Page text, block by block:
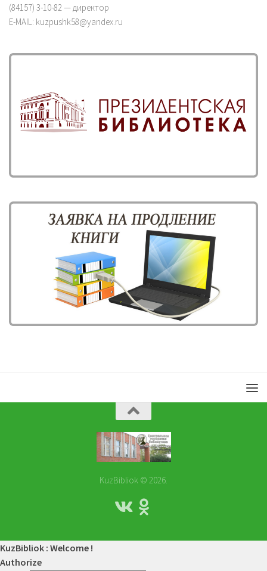
(84157) 3-10-82 — директор
E-MAIL: kuzpushk58@yandex.ru
KuzBibliok © 2026.
KuzBibliok : Welcome !
Authorize